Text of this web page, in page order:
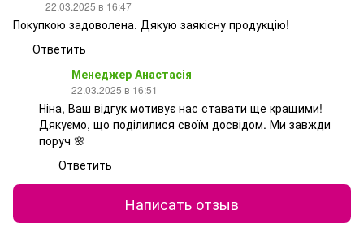
22.03.2025 в 16:47
Покупкою задоволена. Дякую заякісну продукцію!
Ответить
Менеджер Анастасія
22.03.2025 в 16:51
Ніна, Ваш відгук мотивує нас ставати ще кращими!
Дякуємо, що поділилися своїм досвідом. Ми завжди
поруч 🌸
Ответить
Написать отзыв